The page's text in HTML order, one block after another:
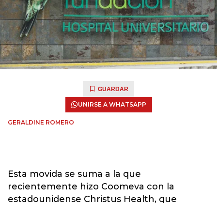
GUARDAR
UNIRSE A WHATSAPP
GERALDINE ROMERO
Esta movida se suma a la que
recientemente hizo Coomeva con la
estadounidense Christus Health, que